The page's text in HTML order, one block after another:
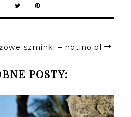
szminki – notino.pl
POSTY: